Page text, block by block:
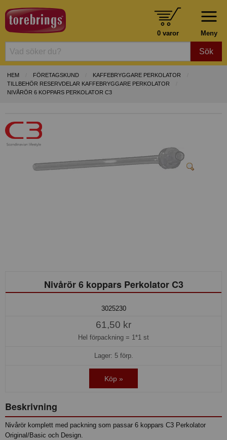
Meny
0 varor
Sök
HEM FÖRETAGSKUND
KAFFEBRYGGARE PERKOLATOR
TILLBEHÖR RESERVDELAR KAFFEBRYGGARE PERKOLATOR
NIVÅRÖR 6 KOPPARS PERKOLATOR C3
Nivårör 6 koppars Perkolator C3
3025230
61,50 kr
Hel förpackning = 1*1 st
Lager: 5 förp.
Köp »
Beskrivning
Nivårör komplett med packning som passar 6 koppars C3 Perkolator
Original/Basic och Design.